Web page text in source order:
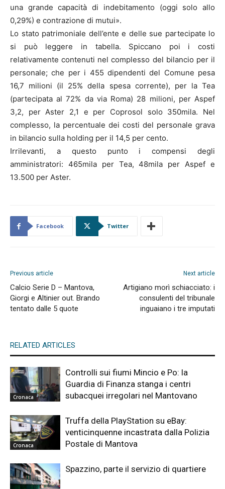
una grande capacità di indebitamento (oggi solo allo
0,29%) e contrazione di mutui».
Lo stato patrimoniale dell’ente e delle sue partecipate lo
si può leggere in tabella. Spiccano poi i costi
relativamente contenuti nel complesso del bilancio per il
personale; che per i 455 dipendenti del Comune pesa
16,7 milioni (il 25% della spesa corrente), per la Tea
(partecipata al 72% da via Roma) 28 milioni, per Aspef
3,2, per Aster 2,1 e per Coprosol solo 350mila. Nel
complesso, la percentuale dei costi del personale grava
in bilancio sulla holding per il 14,5 per cento.
Irrilevanti, a questo punto i compensi degli
amministratori: 465mila per Tea, 48mila per Aspef e
13.500 per Aster.
Facebook Twitter
Previous article
Calcio Serie D – Mantova,
Giorgi e Altinier out. Brando
tentato dalle 5 quote
Next article
Artigiano morì schiacciato: i
consulenti del tribunale
inguaiano i tre imputati
RELATED ARTICLES
Cronaca
Controlli sui fiumi Mincio e Po: la
Guardia di Finanza stanga i centri
subacquei irregolari nel Mantovano
Cronaca
Truffa della PlayStation su eBay:
venticinquenne incastrata dalla Polizia
Postale di Mantova
Spazzino, parte il servizio di quartiere